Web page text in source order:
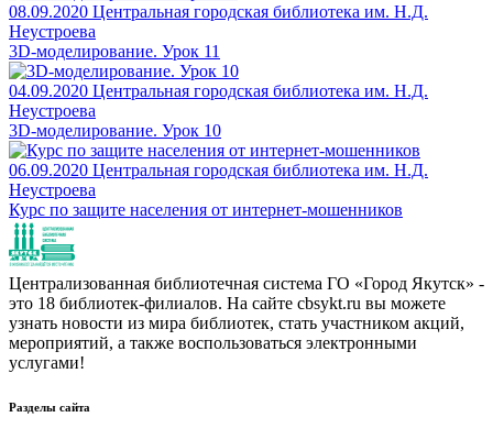
08.09.2020 Центральная городская библиотека им. Н.Д.
Неустроева
3D-моделированиe. Урок 11
04.09.2020 Центральная городская библиотека им. Н.Д.
Неустроева
3D-моделированиe. Урок 10
06.09.2020 Центральная городская библиотека им. Н.Д.
Неустроева
Курс по защите населения от интернет-мошенников
Централизованная библиотечная система ГО «Город Якутск» -
это 18 библиотек-филиалов. На сайте cbsykt.ru вы можете
узнать новости из мира библиотек, стать участником акций,
мероприятий, а также воспользоваться электронными
услугами!
Разделы сайта